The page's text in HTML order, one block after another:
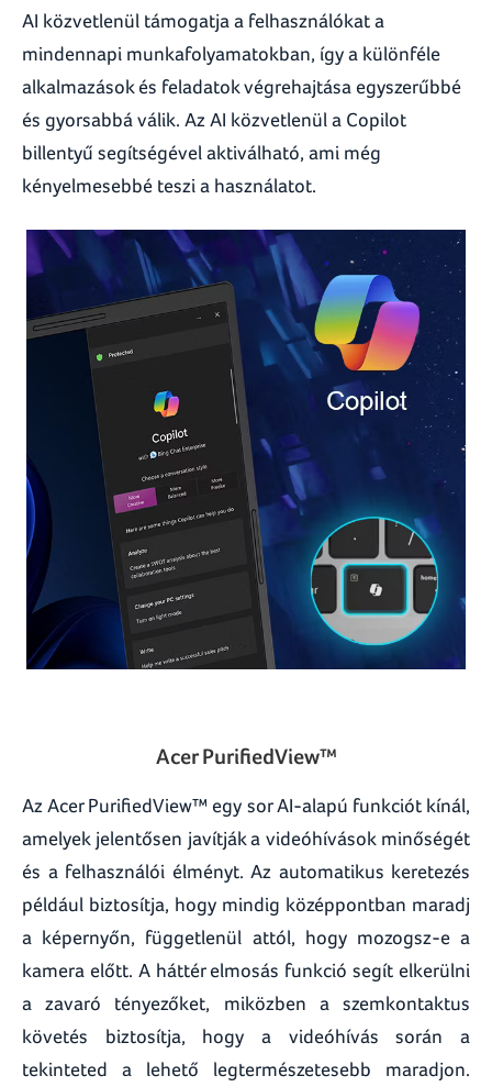
AI közvetlenül támogatja a felhasználókat a
mindennapi munkafolyamatokban, így a különféle
alkalmazások és feladatok végrehajtása egyszerűbbé
és gyorsabbá válik. Az AI közvetlenül a Copilot
billentyű segítségével aktiválható, ami még
kényelmesebbé teszi a használatot.
Acer PurifiedView™
Az Acer PurifiedView™ egy sor AI-alapú funkciót kínál,
amelyek jelentősen javítják a videóhívások minőségét
és a felhasználói élményt. Az automatikus keretezés
például biztosítja, hogy mindig középpontban maradj
a képernyőn, függetlenül attól, hogy mozogsz-e a
kamera előtt. A háttér elmosás funkció segít elkerülni
a zavaró tényezőket, miközben a szemkontaktus
követés biztosítja, hogy a videóhívás során a
tekinteted a lehető legtermészetesebb maradjon.